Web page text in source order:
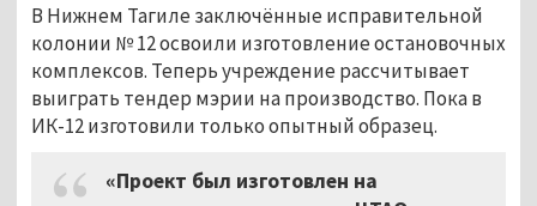
В Нижнем Тагиле заключённые исправительной
колонии № 12 освоили изготовление остановочных
комплексов. Теперь учреждение рассчитывает
выиграть тендер мэрии на производство. Пока в
ИК-12 изготовили только опытный образец.
«Проект был изготовлен на